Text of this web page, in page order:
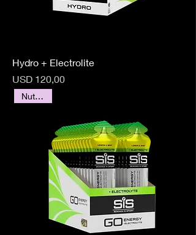
Hydro + Electrolite
Precio
USD 120,00
Nutrición